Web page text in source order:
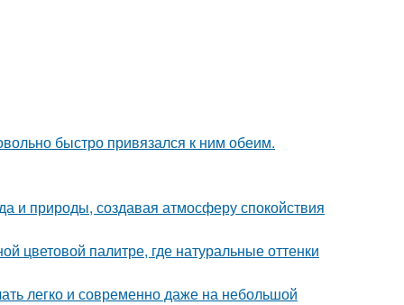
быстро привязался к ним обеим.
и природы, создавая атмосферу спокойствия
цветовой палитре, где натуральные оттенки
легко и современно даже на небольшой